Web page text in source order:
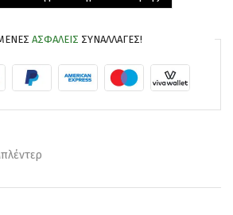
ΑΣΦΑΛΕΊΣ ΣΥΝΑΛΛΑΓΈΣ!